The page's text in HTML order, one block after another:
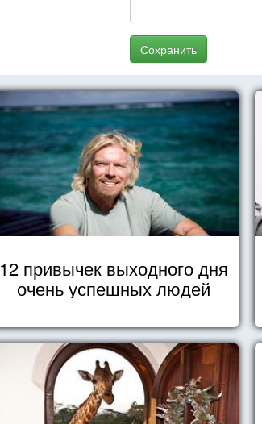
Сохранить
12 привычек выходного дня
очень успешных людей